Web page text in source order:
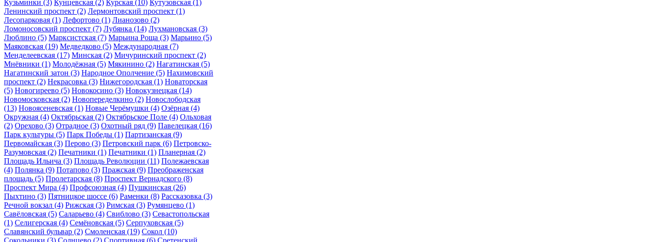
Кузьминки (3) Кунцевская (2) Курская (10) Кутузовская (1)
Ленинский проспект (2) Лермонтовский проспект (1)
Лесопарковая (1) Лефортово (1) Лианозово (2)
Ломоносовский проспект (7) Лубянка (14) Лухмановская (3)
Люблино (5) Марксистская (7) Марьина Роща (3) Марьино (5)
Маяковская (19) Медведково (5) Международная (7)
Менделеевская (17) Минская (2) Мичуринский проспект (2)
Мнёвники (1) Молодёжная (5) Мякинино (2) Нагатинская (5)
Нагатинский затон (3) Народное Ополчение (5) Нахимовский
проспект (2) Некрасовка (3) Нижегородская (1) Новаторская
(5) Новогиреево (5) Новокосино (3) Новокузнецкая (14)
Новомосковская (2) Новопеределкино (2) Новослободская
(13) Новоясеневская (1) Новые Черёмушки (4) Озёрная (4)
Окружная (4) Октябрьская (2) Октябрьское Поле (4) Ольховая
(2) Орехово (3) Отрадное (3) Охотный ряд (9) Павелецкая (16)
Парк культуры (5) Парк Победы (1) Партизанская (9)
Первомайская (3) Перово (3) Петровский парк (6) Петровско-
Разумовская (2) Печатники (1) Печатники (1) Планерная (2)
Площадь Ильича (3) Площадь Революции (11) Полежаевская
(4) Полянка (9) Потапово (3) Пражская (9) Преображенская
площадь (5) Пролетарская (8) Проспект Вернадского (8)
Проспект Мира (4) Профсоюзная (4) Пушкинская (26)
Пыхтино (3) Пятницкое шоссе (6) Раменки (8) Рассказовка (3)
Речной вокзал (4) Рижская (3) Римская (3) Румянцево (1)
Савёловская (5) Саларьево (4) Свиблово (3) Севастопольская
(1) Селигерская (4) Семёновская (5) Серпуховская (5)
Славянский бульвар (2) Смоленская (19) Сокол (10)
Сокольники (3) Солнцево (2) Спортивная (6) Сретенский